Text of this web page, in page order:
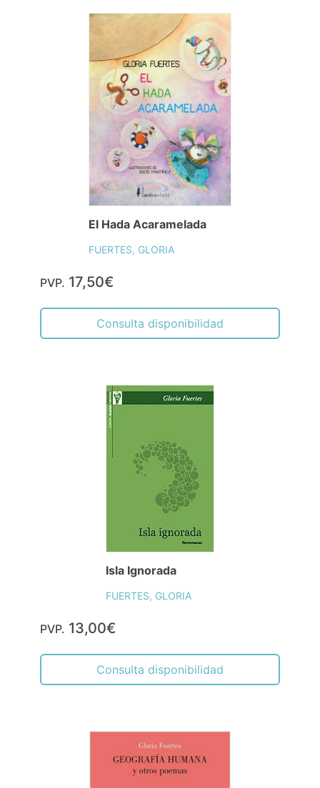
El Hada Acaramelada
FUERTES, GLORIA
PVP. 17,50€
Consulta disponibilidad
Isla Ignorada
FUERTES, GLORIA
PVP. 13,00€
Consulta disponibilidad